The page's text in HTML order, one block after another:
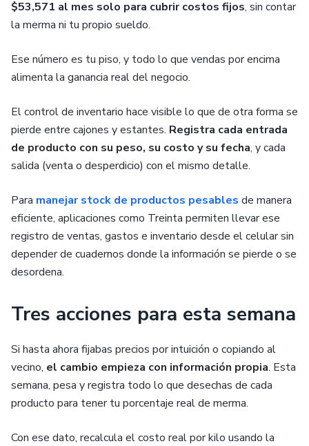
$53,571 al mes solo para cubrir costos fijos, sin contar
la merma ni tu propio sueldo.
Ese número es tu piso, y todo lo que vendas por encima
alimenta la ganancia real del negocio.
El control de inventario hace visible lo que de otra forma se
pierde entre cajones y estantes. Registra cada entrada
de producto con su peso, su costo y su fecha, y cada
salida (venta o desperdicio) con el mismo detalle.
Para manejar stock de productos pesables de manera
eficiente, aplicaciones como Treinta permiten llevar ese
registro de ventas, gastos e inventario desde el celular sin
depender de cuadernos donde la información se pierde o se
desordena.
Tres acciones para esta semana
Si hasta ahora fijabas precios por intuición o copiando al
vecino, el cambio empieza con información propia. Esta
semana, pesa y registra todo lo que desechas de cada
producto para tener tu porcentaje real de merma.
Con ese dato, recalcula el costo real por kilo usando la